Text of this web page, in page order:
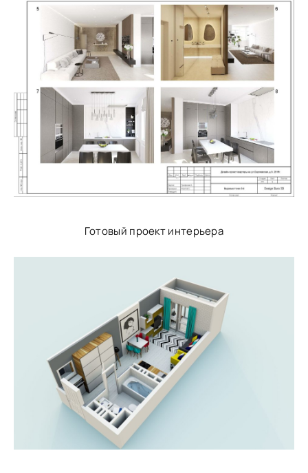
Готовый проект интерьера